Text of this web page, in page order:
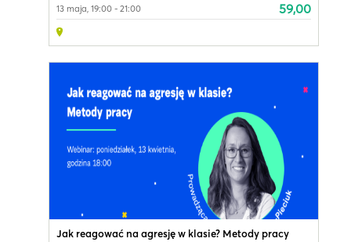
13 maja, 19:00 - 21:00 59,00
Jak reagować na agresję w klasie? Metody pracy